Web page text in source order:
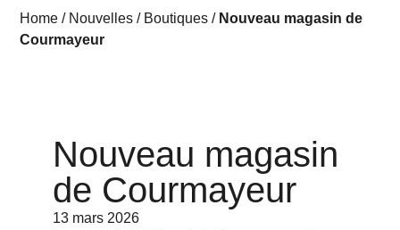
Home / Nouvelles / Boutiques / Nouveau magasin de
Courmayeur
Nouveau magasin
de Courmayeur
13 mars 2026